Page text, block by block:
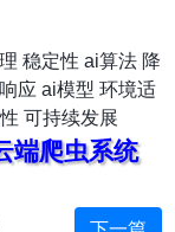
稳定性 ai算法 降
应 ai模型 环境适
可持续发展
端爬虫系统